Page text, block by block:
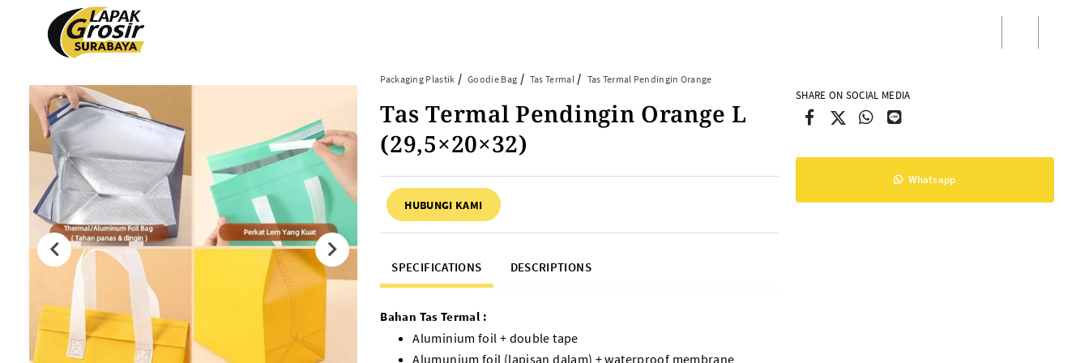
PACKAGING PLASTIK
Plastik Opp
PVC Shrink 30mic 250gr
PVC Shrink 30mic 500gr
PVC Shrink 30mic 1kg
PVC Potongan
Shrink POF 15mic 250gr
Shrink POF 20mic 250gr
Shrink POF Potongan
Plastik Klip
Standing Pouch
PACKAGING KERTAS
Tas Kain
Cooling Thermal Bag
Tas Spunbond
Paper Cup
Paper Bowl
Baking Paper
Plastik Baking Wrapping
Topper Kue
Mika Cake Roll
Timbangan Dapur
Dessert Box
Tips & Trik
Packaging Plastik Goodie Bag Tas Termal Tas Termal Pendingin Orange
Tas Termal Pendingin Orange L
(29,5×20×32)
HUBUNGI KAMI
SPECIFICATIONS DESCRIPTIONS
Bahan Tas Termal :
Aluminium foil + double tape
Alumunium foil (lapisan dalam) + waterproof membrane
SHARE ON SOCIAL MEDIA
Whatsapp